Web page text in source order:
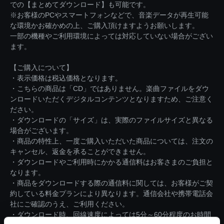
での【まとめてダウンロード】も可能です。
※お客様のPCやスマートフォンなどで、音楽データが再生可能
な環境かお確かめの上、ご購入頂けますようお願いします。
一部の機種やご利用環境によっては対応していない場合がござい
ます。
【ご購入について】
・表示価格は税込価格となります。
・こちらの商品は「CD」ではありません。楽曲ファイルをダウ
ンロードいただくデジタルコンテンツとなりますため、ご注意く
ださい。
・ダウンロードの「サイズ」は、実際のファイルサイズと異なる
場合がございます。
・商品の特性上、一度ご購入いただいた商品については、注文の
キャンセル、返金を承ることができません。
・ダウンロードやご利用時にかかる通信料はお客さまのご負担と
なります。
・商品をダウンロードする際の通信料に関しては、お客様がご契
約している料金プランにより異なります。通信会社や携帯電話会
社にご確認のうえ、ご利用ください。
・ダウンロード時、回線速度によっては5分～60分程度のお時間